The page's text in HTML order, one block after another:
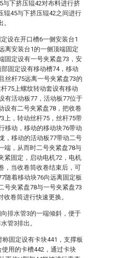
与下挤压辊42对布料进行挤
辊45与下挤压辊42之间进行
设在开口槽6一侧安装台1
离安装台1的一侧顶端固定
固定设有一号夹紧盘73，安
固定设有移动槽74，移动
丝杆75远离一号夹紧盘73的
75上螺纹转动套设有移动
有活动板77，活动板77位于
设有二号夹紧盘78，把收卷
上，转动丝杆75，丝杆75带
移动，移动的移动块76带动
，移动的活动板77带动二号
端，从而时二号夹紧盘78与
紧固定，启动电机72，电机
，当收卷筒收卷结束后，可
随着移动块76向远离固定板
号夹紧盘78与一号夹紧盘73
卷筒进行快速更换。
排水管3的一端倾斜，便于
管3排出。
固定设有卡块441，支撑板
用的卡槽442，通过卡块